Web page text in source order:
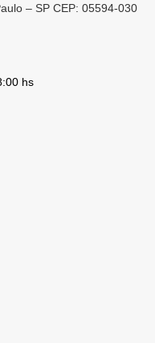
– SP CEP: 05594-030
hs